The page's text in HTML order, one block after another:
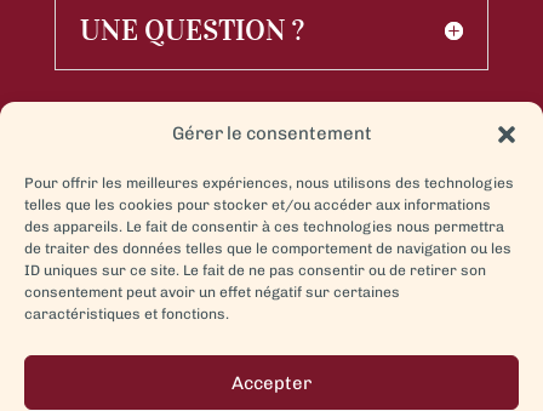
Gérer le consentement
Pour offrir les meilleures expériences, nous utilisons des technologies
telles que les cookies pour stocker et/ou accéder aux informations
des appareils. Le fait de consentir à ces technologies nous permettra
de traiter des données telles que le comportement de navigation ou les
ID uniques sur ce site. Le fait de ne pas consentir ou de retirer son
consentement peut avoir un effet négatif sur certaines
caractéristiques et fonctions.
Accepter
UNE QUESTION ?